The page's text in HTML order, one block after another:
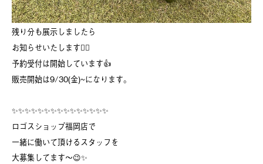
残り分も展示しましたら
お知らせいたします🙇‍♀️
予約受付は開始しています👍
販売開始は9/30(金)~になります。
✨✨✨✨✨✨✨✨✨✨✨✨✨✨✨
ロゴスショップ福岡店で
一緒に働いて頂けるスタッフを
大募集してます〜😉✨